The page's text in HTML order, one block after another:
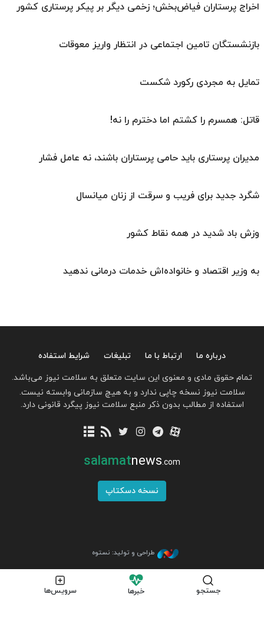
اخراج پرستاران فیاض‌بخش؛ زخمی دیگر بر پیکر پرستاری کشور
بازنشستگان تامین اجتماعی در انتظار واریز معوقات
تمایل به مجردی رکورد شکست
قاتل: همسرم را کشتم اما دخترم را نه!
مدیران پرستاری باید حامی پرستاران باشند، نه عامل فشار
شگرد جدید برای فریب و سرقت از زنان میانسال
وزش باد شدید در همه نقاط کشور
به وزیر اقتصاد و خانواده‌اش خدمات درمانی ندهید
جستجو خبرها سرویس‌ها
درباره ما ارتباط با ما تبلیغات
شرایط استفاده
تمام حقوق مادی و معنوی این سایت متعلق به سلامت نیوز می‌باشد.
سلامت نیوز نسخه چاپی ندارد و به هیچ سازمانی وابسته نیست.
استفاده از مطالب بدون ذکر منبع سلامت نیوز پیگرد قانونی دارد.
salamatnews.com
نسخه دسکتاپ
طراحی و تولید: نستوه